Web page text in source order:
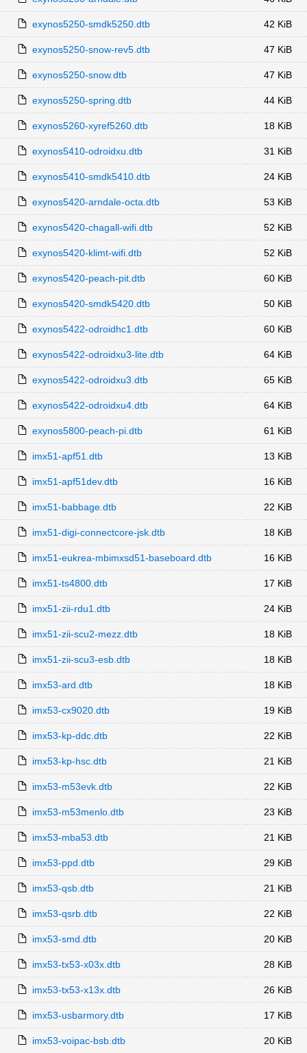
exynos5250-smdk5250.dtb 42 KiB
exynos5250-snow-rev5.dtb 47 KiB
exynos5250-snow.dtb 47 KiB
exynos5250-spring.dtb 44 KiB
exynos5260-xyref5260.dtb 18 KiB
exynos5410-odroidxu.dtb 31 KiB
exynos5410-smdk5410.dtb 24 KiB
exynos5420-arndale-octa.dtb 53 KiB
exynos5420-chagall-wifi.dtb 52 KiB
exynos5420-klimt-wifi.dtb 52 KiB
exynos5420-peach-pit.dtb 60 KiB
exynos5420-smdk5420.dtb 50 KiB
exynos5422-odroidhc1.dtb 60 KiB
exynos5422-odroidxu3-lite.dtb 64 KiB
exynos5422-odroidxu3.dtb 65 KiB
exynos5422-odroidxu4.dtb 64 KiB
exynos5800-peach-pi.dtb 61 KiB
imx51-apf51.dtb 13 KiB
imx51-apf51dev.dtb 16 KiB
imx51-babbage.dtb 22 KiB
imx51-digi-connectcore-jsk.dtb 18 KiB
imx51-eukrea-mbimxsd51-baseboard.dtb 16 KiB
imx51-ts4800.dtb 17 KiB
imx51-zii-rdu1.dtb 24 KiB
imx51-zii-scu2-mezz.dtb 18 KiB
imx51-zii-scu3-esb.dtb 18 KiB
imx53-ard.dtb 18 KiB
imx53-cx9020.dtb 19 KiB
imx53-kp-ddc.dtb 22 KiB
imx53-kp-hsc.dtb 21 KiB
imx53-m53evk.dtb 22 KiB
imx53-m53menlo.dtb 23 KiB
imx53-mba53.dtb 21 KiB
imx53-ppd.dtb 29 KiB
imx53-qsb.dtb 21 KiB
imx53-qsrb.dtb 22 KiB
imx53-smd.dtb 20 KiB
imx53-tx53-x03x.dtb 28 KiB
imx53-tx53-x13x.dtb 26 KiB
imx53-usbarmory.dtb 17 KiB
imx53-voipac-bsb.dtb 20 KiB